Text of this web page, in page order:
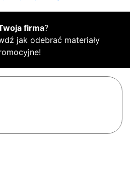
firma?
jak odebrać materiały